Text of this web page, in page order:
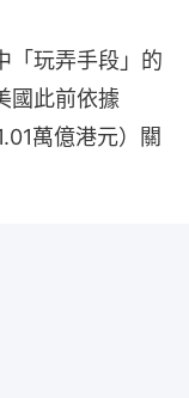
「玩弄手段」的
國此前依據
萬億港元）關